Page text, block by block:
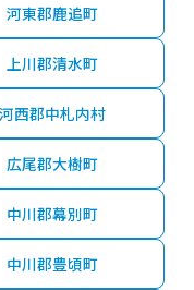
河東郡鹿追町
上川郡清水町
河西郡中札内村
広尾郡大樹町
中川郡幕別町
中川郡豊頃町